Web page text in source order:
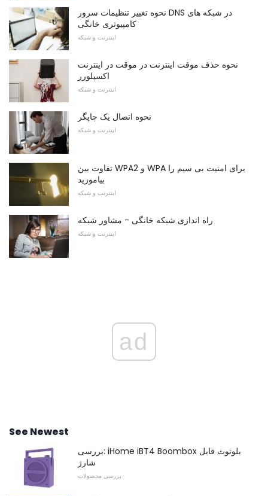
نحوه تغییر تنظیمات سرور DNS در شبکه های
کامپیوتری خانگی
اینترنت و شبکه
نحوه حذف موقت اینترنت در موقت در اینترنت
اکسپلورر
اینترنت و شبکه
نحوه اتصال یک چاپگر
اینترنت و شبکه
تفاوت بین WPA2 و WPA برای امنیت بی سیم را
بیاموزید
اینترنت و شبکه
راه اندازی شبکه خانگی - مشاور شبکه
اینترنت و شبکه
ad
See Newest
بررسی: iHome iBT4 Boombox بلوتوث قابل
شارژ
بررسی محصولات